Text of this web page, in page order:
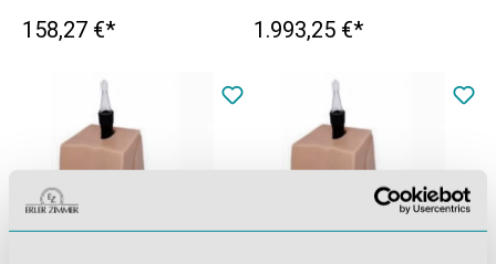
158,27 €* 1.993,25 €*